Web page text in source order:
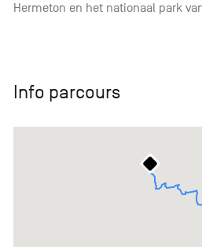
Hermeton en het nationaal park
Info parcours